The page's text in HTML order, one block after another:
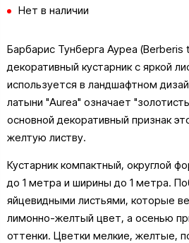
Нет в наличии
Барбарис Тунберга Ауреа (Berberis
декоративный кустарник с яркой
используется в ландшафтном
латыни "Aurea" означает
основной декоративный признак
желтую листву.
Кустарник компактный, округлой
до 1 метра и ширины до 1 метра.
яйцевидными листьями, которые
лимонно-желтый цвет, а осенью
оттенки. Цветки мелкие, желтые,